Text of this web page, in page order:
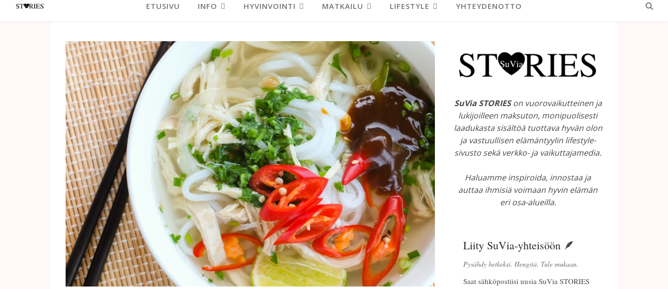
ETUSIVU INFO HYVINVOINTI MATKAILU LIFESTYLE YHTEYDENOTTO
SuVia STORIESon vuorovaikutteinen ja
lukijoilleen maksuton, monipuolisesti
laadukasta sisältöä tuottava hyvän olon
ja vastuullisen elämäntyylin lifestyle-
sivusto sekä verkko- ja vaikuttajamedia.
Haluamme inspiroida, innostaa ja
auttaa ihmisiä voimaan hyvin elämän
eri osa-alueilla.
Liity SuVia-yhteisöön 🪶
Pysähdy hetkeksi. Hengitä. Tule mukaan.
Saat sähköpostiisi uusia SuVia STORIES